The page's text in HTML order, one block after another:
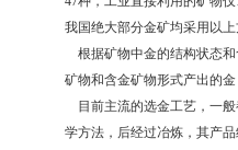
我国绝大部分金矿均采用以
根据矿物中金的结构状态和
矿物和含金矿物形式产出的
目前主流的选金工艺，一般
学方法，后经过冶炼，其产